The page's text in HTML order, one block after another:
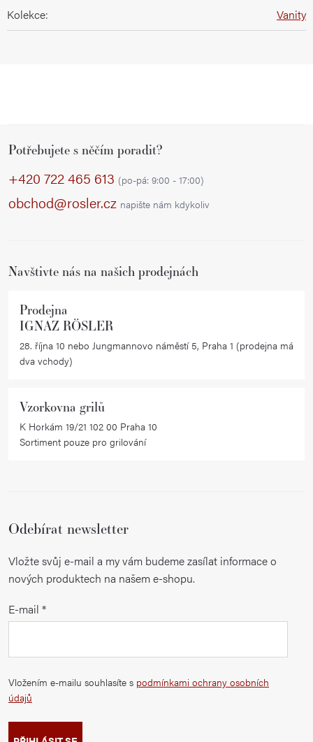
Kolekce: Vanity
Potřebujete s něčím poradit?
+420 722 465 613 (po-pá: 9:00 - 17:00)
obchod@rosler.cz napište nám kdykoliv
Navštivte nás na našich prodejnách
Prodejna
IGNAZ RÖSLER
28. října 10 nebo Jungmannovo náměstí 5, Praha 1 (prodejna má
dva vchody)
Vzorkovna grilů
K Horkám 19/21 102 00 Praha 10
Sortiment pouze pro grilování
Odebírat newsletter
Vložte svůj e-mail a my vám budeme zasílat informace o
nových produktech na našem e-shopu.
E-mail
Vložením e-mailu souhlasíte s podmínkami ochrany osobních
údajů